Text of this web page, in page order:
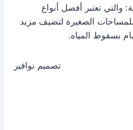
والتي تعتبر أفضل أنواع
للمساحات الصغيرة لتضيف مزيد
بسقوط المياه.